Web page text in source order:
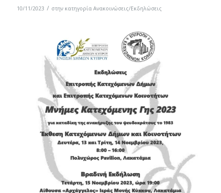
10/11/2023 / στην κατηγορία Ανακοινώσεις/Εκδηλώσεις